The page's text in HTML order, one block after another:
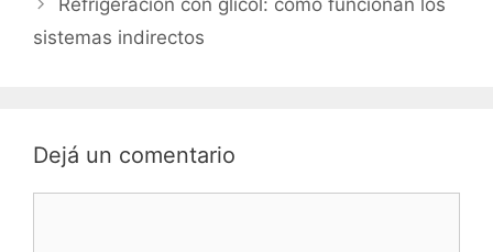
Refrigeración con glicol: cómo funcionan los
sistemas indirectos
Dejá un comentario